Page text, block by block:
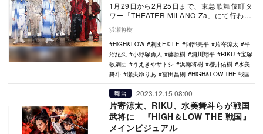
1月29日から2月25日まで、東急歌舞伎町タ
ワー「THEATER MILANO-Za」にて行われ
浜瀬将樹
HiGH&LOW
劇団EXILE 阿部亮平 片寄涼太
平
沼紀久
小野塚勇人 藤原樹 浦川翔平 RIKU
宝塚
歌劇団
うえきやサトシ 浜瀬将樹 櫻井佑樹
水美
舞斗
瀬央ゆりあ 冨田昌則 HiGH&LOW THE 戦国
舞台 2023.12.15 08:00
片寄涼太、RIKU、水美舞斗らが戦国
武将に 『HiGH＆LOW THE 戦国』
メインビジュアル